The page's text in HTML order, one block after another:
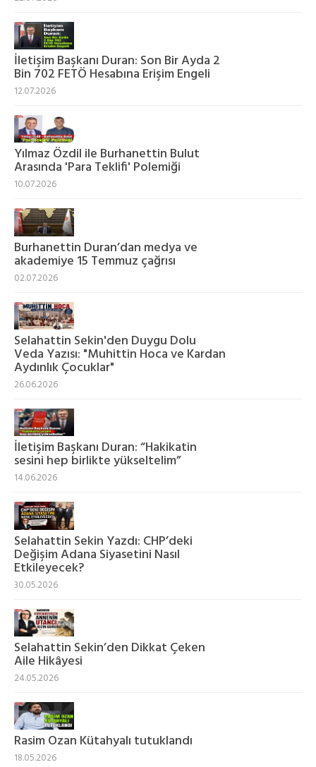
İletişim Başkanı Duran: Son Bir Ayda 2
Bin 702 FETÖ Hesabına Erişim Engeli
12.07.2026
Yılmaz Özdil ile Burhanettin Bulut
Arasında 'Para Teklifi' Polemiği
10.07.2026
Burhanettin Duran’dan medya ve
akademiye 15 Temmuz çağrısı
02.07.2026
Selahattin Sekin'den Duygu Dolu
Veda Yazısı: "Muhittin Hoca ve Kardan
Aydınlık Çocuklar"
26.06.2026
İletişim Başkanı Duran: “Hakikatin
sesini hep birlikte yükseltelim”
14.06.2026
Selahattin Sekin Yazdı: CHP’deki
Değişim Adana Siyasetini Nasıl
Etkileyecek?
30.05.2026
Selahattin Sekin’den Dikkat Çeken
Aile Hikâyesi
24.05.2026
Rasim Ozan Kütahyalı tutuklandı
18.05.2026